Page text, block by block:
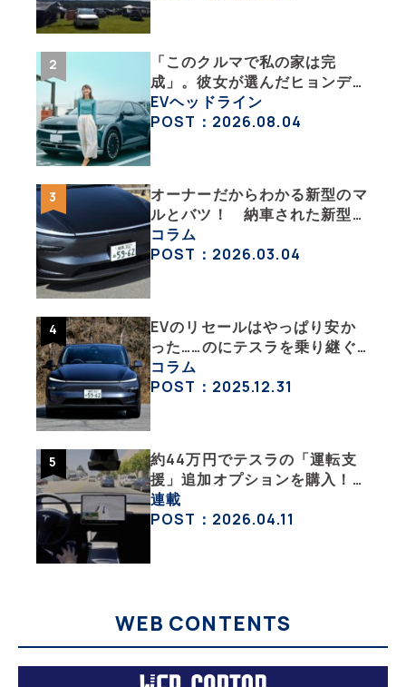
「このクルマで私の家は完
成」。彼女が選んだヒョンデ
「IONIQ 5」の「エネルギーハ
ック」な生活【ななみんEVレ
EVヘッドライン
POST：2026.08.04
オーナーだからわかる新型のマ
ルとバツ！ 納車された新型を
旧型モデルＹと細部まで比べて
みた【テスラ沼にはまった大学
コラム
POST：2026.03.04
EVのリセールはやっぱり安か
った……のにテスラを乗り継ぐ
ってどういうこと？ 【テスラ
沼にはまった大学教授のEV生
コラム
POST：2025.12.31
約44万円でテスラの「運転支
援」追加オプションを購入！
果たして価格以上の効果はあっ
たのか？【テスラ沼にはまった
連載
POST：2026.04.11
WEB CONTENTS